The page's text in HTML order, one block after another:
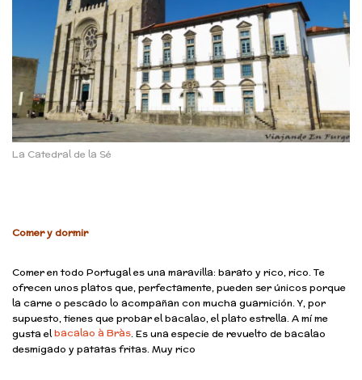
La Catedral de la Sé
Comer y dormir
Comer en todo Portugal es una maravilla: barato y rico, rico. Te
ofrecen unos platos que, perfectamente, pueden ser únicos porque
la carne o pescado lo acompañan con mucha guarnición. Y, por
supuesto, tienes que probar el bacalao, el plato estrella. A mí me
gusta elbacalao à Bràs. Es una especie de revuelto de bacalao
desmigado y patatas fritas. Muy rico